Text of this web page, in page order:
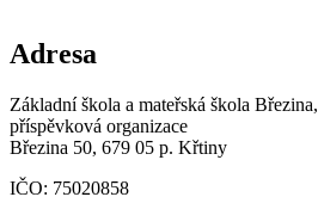
Adresa
Základní škola a mateřská škola Březina,
příspěvková organizace
Březina 50, 679 05 p. Křtiny
IČO: 75020858